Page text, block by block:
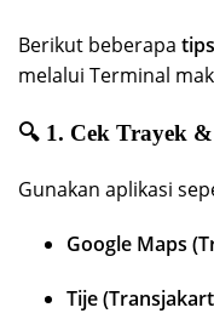
Berikut beberapa
melalui Terminal
🔍 1. Cek Trayek
Gunakan aplikasi
Google Maps
Tije